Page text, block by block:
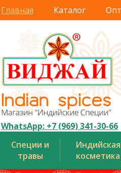
Главная Каталог
WhatsApp: +7 (969) 341-30-66
Специи и
травы
Индийская
косметика